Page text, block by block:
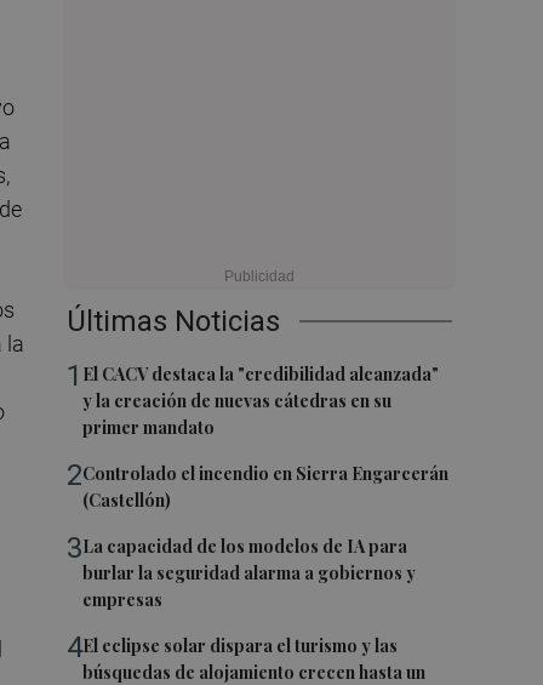
Últimas Noticias
1 El CACV destaca la "credibilidad alcanzada"
y la creación de nuevas cátedras en su
primer mandato
2Controlado el incendio en Sierra Engarcerán
(Castellón)
3La capacidad de los modelos de IA para
burlar la seguridad alarma a gobiernos y
empresas
4El eclipse solar dispara el turismo y las
búsquedas de alojamiento crecen hasta un
la